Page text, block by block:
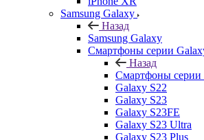
Samsung Galaxy
Назад
Samsung Galaxy
Смартфоны серии
Назад
Смартфоны серии
Galaxy S22
Galaxy S23
Galaxy S23FE
Galaxy S23 Ultra
Galaxy S23 Plus